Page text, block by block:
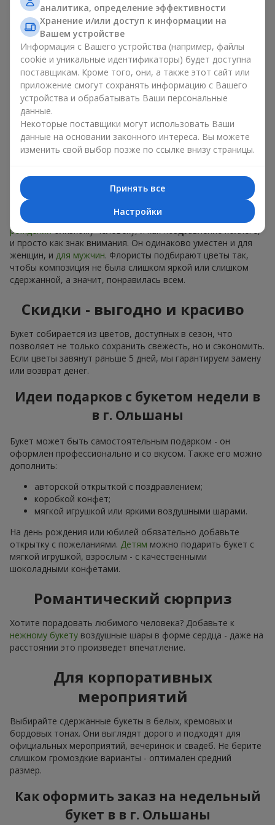
Роскошный букет недели - это модно, стильно и
оригинально. Каждый раз - уникальная сезонная
композиция с новым настроением.
Ограниченное время действия
Предложение действует только 7 дней. Оно полностью
уникально, и аналогов вы не найдете нигде. Это как
дизайнерская вещь, которую хотят все, но могут
позволить себе немногие. В случае с букетом недели цена
доступна для каждого.
Идеальный подарок на любой
случай в в г. Ольшаны
Универсальный букет подойдет и как
рожденияблизкому человеку, и как поздравление коллеге,
и просто как знак внимания. Он одинаково уместен и для
женщин, и для мужчин. Флористы подбирают цветы так,
чтобы композиция не была слишком яркой или слишком
сдержанной, а значит, понравилась всем.
Скидки - выгодно и красиво
Букет собирается из цветов, доступных в сезон, что
позволяет не только сохранить свежесть, но и сэкономить.
Если цветы завянут раньше 5 дней, мы гарантируем замену
или возврат денег.
Идеи подарков с букетом недели в
в г. Ольшаны
Букет может быть самостоятельным подарком - он
оформлен профессионально и со вкусом. Также его можно
дополнить:
авторской открыткой с поздравлением;
коробкой конфет;
мягкой игрушкой или яркими воздушными шарами.
На день рождения или юбилей обязательно добавьте
открытку с пожеланиями. Детям можно подарить букет с
мягкой игрушкой, взрослым - с качественными
шоколадными конфетами.
Романтический сюрприз
Хотите порадовать любимого человека? Добавьте к
нежному букету воздушные шары в форме сердца - даже на
расстоянии это произведет впечатление.
Для корпоративных
мероприятий
Выбирайте сдержанные букеты в белых, кремовых и
бордовых тонах. Они выглядят дорого и подходят для
официальных мероприятий, вечеринок и свадеб. Не берите
слишком громоздкие варианты - оптимален средний
размер.
Как оформить заказ на недельный
букет в в г. Ольшаны
аналитика, определение эффективности
Хранение и/или доступ к информации на
Вашем устройстве
Информация с Вашего устройства (например, файлы
cookie и уникальные идентификаторы) будет доступна
поставщикам. Кроме того, они, а также этот сайт или
приложение смогут сохранять информацию с Вашего
устройства и обрабатывать Ваши персональные
данные.
Некоторые поставщики могут использовать Ваши
данные на основании законного интереса. Вы можете
изменить свой выбор позже по ссылке внизу страницы.
Принять все
Настройки